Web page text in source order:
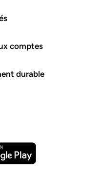
comptes
durable